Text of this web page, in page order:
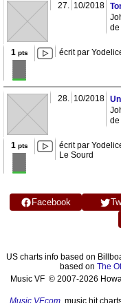
27. 10/2018
de
1 pts écrit par
28. 10/2018
de
1 pts écrit par
Le Sourd
Facebook
US charts info based on
based on The
Music VF © 2007-2026
Music VF.com , music hit